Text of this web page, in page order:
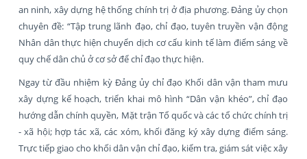
an ninh, xây dựng hệ thống chính trị ở địa phương. Đảng ủy chọn
chuyên đề: “Tập trung lãnh đạo, chỉ đạo, tuyên truyền vận động
Nhân dân thực hiện chuyển dịch cơ cấu kinh tế làm điểm sáng về
quy chế dân chủ ở cơ sở để chỉ đạo thực hiện.
Ngay từ đầu nhiệm kỳ Đảng ủy chỉ đạo Khối dân vận tham mưu
xây dựng kế hoạch, triển khai mô hình “Dân vận khéo”, chỉ đạo
hướng dẫn chính quyền, Mặt trận Tổ quốc và các tổ chức chính trị
- xã hội; hợp tác xã, các xóm, khối đăng ký xây dựng điểm sáng.
Trực tiếp giao cho khối dân vận chỉ đạo, kiểm tra, giám sát việc xây